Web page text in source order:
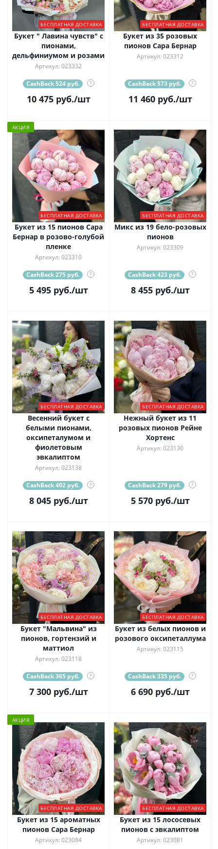
БЕСПЛАТНАЯ ДОСТАВКА
Букет " Лавина чувств" с
пионами,
дельфиниумом и розами
Артикул: 023332
CashBack 524 руб. ?
10 475руб./шт
БЕСПЛАТНАЯ ДОСТАВКА
Букет из 35 розовых
пионов Сара Бернар
Артикул: 023312
CashBack 573 руб. ?
11 460руб./шт
АКЦИЯ
БЕСПЛАТНАЯ ДОСТАВКА
Букет из 15 пионов Сара
Бернар в розово-голубой
пленке
Артикул: 023310
CashBack 275 руб. ?
5 495руб./шт
БЕСПЛАТНАЯ ДОСТАВКА
Микс из 19 бело-розовых
пионов
Артикул: 023309
CashBack 423 руб. ?
8 455руб./шт
БЕСПЛАТНАЯ ДОСТАВКА
Весенний букет с
белыми пионами,
оксипеталумом и
фиолетовым
эвкалиптом
Артикул: 023138
CashBack 402 руб. ?
8 045руб./шт
БЕСПЛАТНАЯ ДОСТАВКА
Нежный букет из 11
розовых пионов Рейне
Хортенс
Артикул: 023130
CashBack 279 руб. ?
5 570руб./шт
БЕСПЛАТНАЯ ДОСТАВКА
Букет "Мальвина" из
пионов, гортензий и
маттиол
Артикул: 023118
CashBack 365 руб. ?
7 300руб./шт
БЕСПЛАТНАЯ ДОСТАВКА
Букет из белых пионов и
розового оксипеталлума
Артикул: 023115
CashBack 335 руб. ?
6 690руб./шт
АКЦИЯ
БЕСПЛАТНАЯ ДОСТАВКА
Букет из 15 ароматных
пионов Сара Бернар
Артикул: 023084
БЕСПЛАТНАЯ ДОСТАВКА
Букет из 15 лососевых
пионов с эвкалиптом
Артикул: 023081